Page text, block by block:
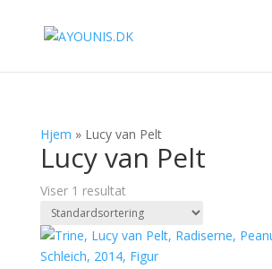
Hjem » Lucy van Pelt
Lucy van Pelt
Viser 1 resultat